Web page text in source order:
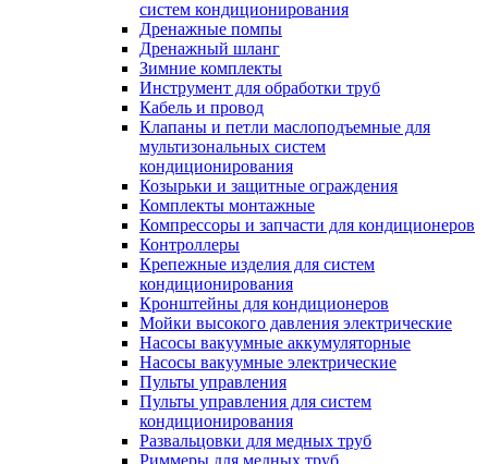
систем кондиционирования
Дренажные помпы
Дренажный шланг
Зимние комплекты
Инструмент для обработки труб
Кабель и провод
Клапаны и петли маслоподъемные для
мультизональных систем
кондиционирования
Козырьки и защитные ограждения
Комплекты монтажные
Компрессоры и запчасти для кондиционеров
Контроллеры
Крепежные изделия для систем
кондиционирования
Кронштейны для кондиционеров
Мойки высокого давления электрические
Насосы вакуумные аккумуляторные
Насосы вакуумные электрические
Пульты управления
Пульты управления для систем
кондиционирования
Развальцовки для медных труб
Риммеры для медных труб